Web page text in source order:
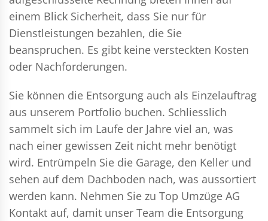
einem Blick Sicherheit, dass Sie nur für
Dienstleistungen bezahlen, die Sie
beanspruchen. Es gibt keine versteckten Kosten
oder Nachforderungen.
Sie können die Entsorgung auch als Einzelauftrag
aus unserem Portfolio buchen. Schliesslich
sammelt sich im Laufe der Jahre viel an, was
nach einer gewissen Zeit nicht mehr benötigt
wird. Entrümpeln Sie die Garage, den Keller und
sehen auf dem Dachboden nach, was aussortiert
werden kann. Nehmen Sie zu Top Umzüge AG
Kontakt auf, damit unser Team die Entsorgung